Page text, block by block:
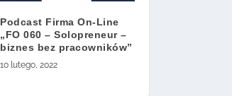
Podcast Firma On-Line
„FO 060 – Solopreneur –
biznes bez pracowników”
10 lutego, 2022